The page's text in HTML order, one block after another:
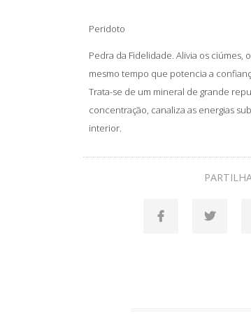
Peridoto
Pedra da Fidelidade. Alivia os
mesmo tempo que potencia a
Trata-se de um mineral de grande
concentração, canaliza as energias
interior.